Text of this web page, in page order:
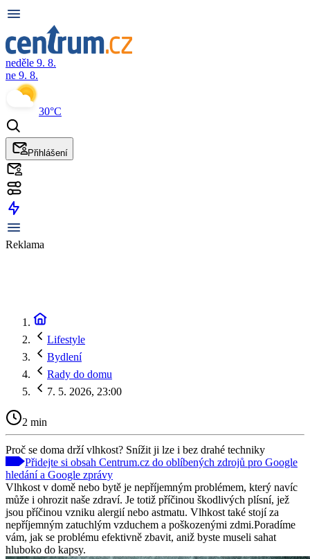
neděle 9. 8.
ne 9. 8.
30°C
Přihlášení
Reklama
Lifestyle
Bydlení
Rady do domu
7. 5. 2026, 23:00
2 min
Proč se doma drží vlhkost? Snížit ji lze i bez drahé techniky
Přidejte si obsah Centrum.cz do oblíbených zdrojů pro Google
hledání a Google zprávy
Vlhkost v domě nebo bytě je nepříjemným problémem, který navíc
může i ohrozit naše zdraví. Je totiž příčinou škodlivých plísní, jež
jsou příčinou vzniku alergií nebo astmatu. Vlhkost také stojí za
nepříjemným zatuchlým vzduchem a poškozenými zdmi.Poradíme
vám, jak se problému efektivně zbavit, aniž byste museli sahat
hluboko do kapsy.